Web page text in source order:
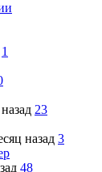
1
23
назад 3
48